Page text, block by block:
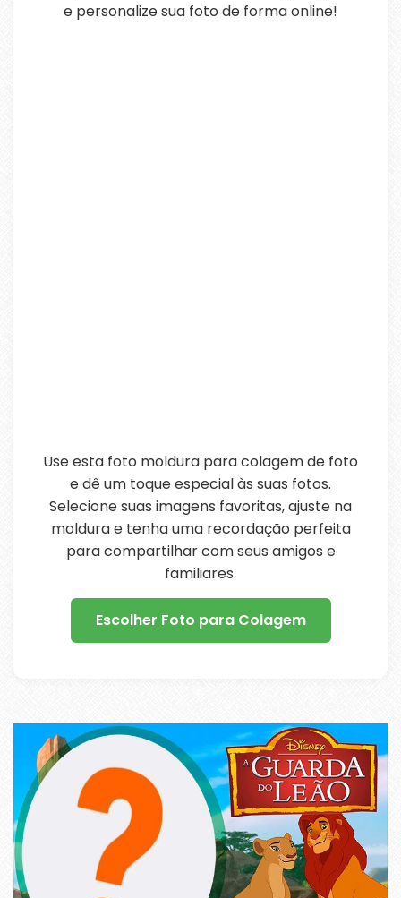
e personalize sua foto de forma online!
Use esta foto moldura para colagem de foto
e dê um toque especial às suas fotos.
Selecione suas imagens favoritas, ajuste na
moldura e tenha uma recordação perfeita
para compartilhar com seus amigos e
familiares.
Escolher Foto para Colagem